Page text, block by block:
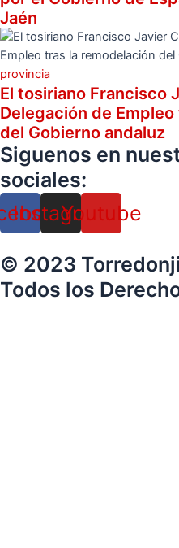
Jaén
provincia
El tosiriano Francisco
Delegación de
del Gobierno andaluz
Siguenos en
sociales:
Instagram
Youtube
© 2023
Todos los